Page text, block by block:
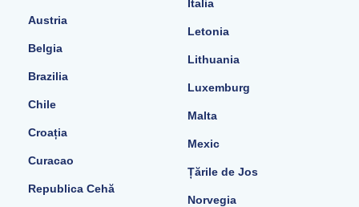
Austria
Belgia
Brazilia
Chile
Croația
Curacao
Republica Cehă
Italia
Letonia
Lithuania
Luxemburg
Malta
Mexic
Țările de Jos
Norvegia